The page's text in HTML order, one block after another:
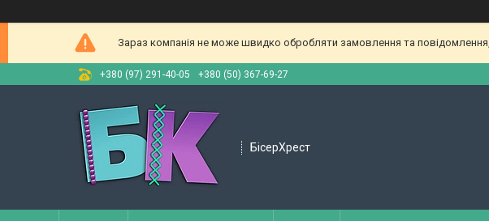
Зараз компанія не може швидко обробляти замовлення та
+380 (97) 291-40-05 +380 (50) 367-69-27
БісерХрест